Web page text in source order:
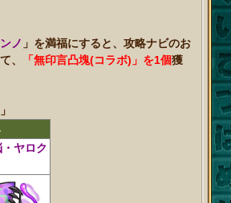
ノ 」を満福にすると、攻略ナビのお
、
「無印言凸塊(コラボ)」を1個獲
」
ヤロク